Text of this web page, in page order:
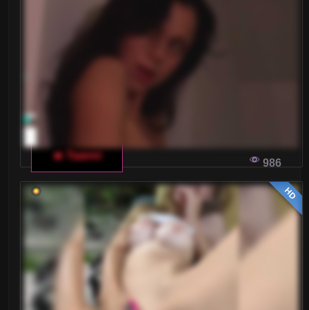
Zabawki
Średnie cyce
Żony
DOROSŁYCH: JAKIE TEMATY KRÓLUJĄ?
popularności, a użytkownicy nieustannie
poszukują nowych tematów, które ożywią ich
konwersacje. Dziś przyjrzymy się, jakie
zagadnienia i słowa kluczowe są najczęściej
wyszukiwane, gdy wchodzą na te
kontrowersyjne, ale niezwykle popularne
platformy.
🔥 Taanni
986
HD